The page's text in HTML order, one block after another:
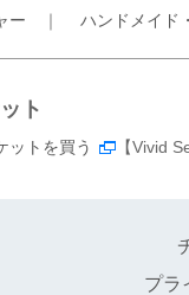
ー ｜ ハンドメイド
ト
ットを買う 【Vivid
プラ